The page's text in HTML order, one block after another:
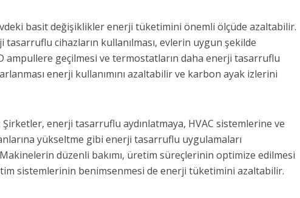
basit değişiklikler enerji tüketimini önemli ölçüde azaltabilir.
tasarruflu cihazların kullanılması, evlerin uygun şekilde
ampullere geçilmesi ve termostatların daha enerji tasarruflu
enerji kullanımını azaltabilir ve karbon ayak izlerini
Şirketler, enerji tasarruflu aydınlatmaya, HVAC sistemlerine ve
yükseltme gibi enerji tasarruflu uygulamaları
düzenli bakımı, üretim süreçlerinin optimize edilmesi
sistemlerinin benimsenmesi de enerji tüketimini azaltabilir.